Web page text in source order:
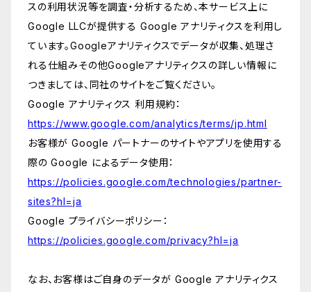
スの利用状況等を調査・分析するため、本サービス上に
Google LLCが提供する Google アナリティクスを利用し
ています。Googleアナリティクスでデータが収集、処理さ
れる仕組みその他Googleアナリティクスの詳しい情報に
つきましては、同社のサイトをご覧ください。
Google アナリティクス 利用規約：
https://www.google.com/analytics/terms/jp.html
お客様が Google パートナーのサイトやアプリを使用する
際の Google によるデータ使用：
https://policies.google.com/technologies/partner-
sites?hl=ja
Google プライバシーポリシー：
https://policies.google.com/privacy?hl=ja
なお、お客様はご自身のデータが Google アナリティクス